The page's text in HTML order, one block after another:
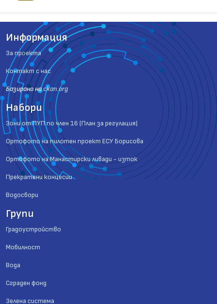
Информация
За проекта
Контакт с нас
Базиранo наckan.org
Набори
Зони от ПУП по член 16 (План за регулация)
Ортофото на пилотен проект ЕСУ Борисова
Ортофото на Манастирски ливади - изток
Прекратени концесии
Водосбори
Групи
Градоустройство
Мобилност
Вода
Сграден фонд
Зелена система